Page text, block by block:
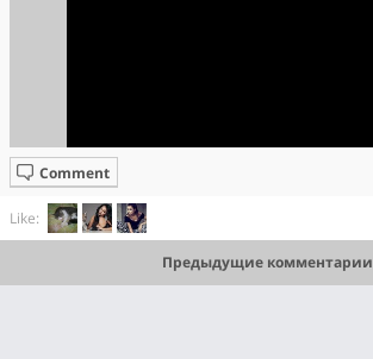
Comment
Like:
Предыдущие комментарии